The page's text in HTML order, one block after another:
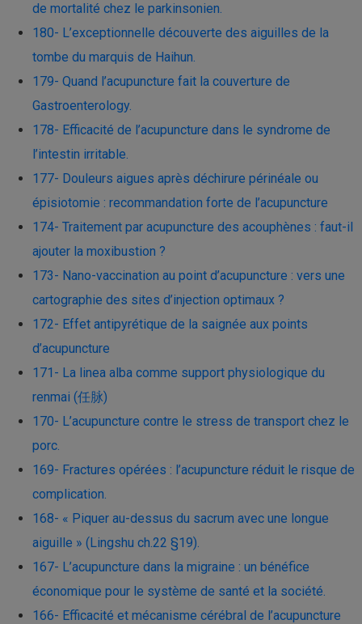
de mortalité chez le parkinsonien.
180- L’exceptionnelle découverte des aiguilles de la
tombe du marquis de Haihun.
179- Quand l’acupuncture fait la couverture de
Gastroenterology.
178- Efficacité de l’acupuncture dans le syndrome de
l’intestin irritable.
177- Douleurs aigues après déchirure périnéale ou
épisiotomie : recommandation forte de l’acupuncture
174- Traitement par acupuncture des acouphènes : faut-il
ajouter la moxibustion ?
173- Nano-vaccination au point d’acupuncture : vers une
cartographie des sites d’injection optimaux ?
172- Effet antipyrétique de la saignée aux points
d’acupuncture
171- La linea alba comme support physiologique du
renmai (任脉)
170- L’acupuncture contre le stress de transport chez le
porc.
169- Fractures opérées : l’acupuncture réduit le risque de
complication.
168- « Piquer au-dessus du sacrum avec une longue
aiguille » (Lingshu ch.22 §19).
167- L’acupuncture dans la migraine : un bénéfice
économique pour le système de santé et la société.
166- Efficacité et mécanisme cérébral de l’acupuncture